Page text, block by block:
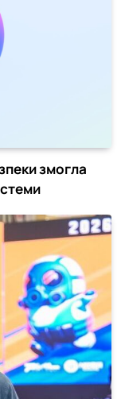
змогла